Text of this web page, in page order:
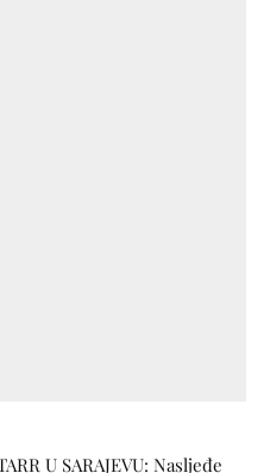
U SARAJEVU: Nasljeđe